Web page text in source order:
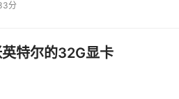
分
特尔的32G显卡